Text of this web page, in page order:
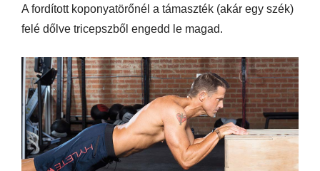
A fordított koponyatörőnél a támaszték (akár egy szék)
felé dőlve tricepszből engedd le magad.